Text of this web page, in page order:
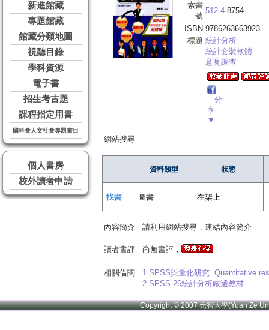
新進館藏
專題館藏
館藏分類地圖
視聽目錄
學科資源
電子書
招生考古題
課程指定用書
國科會人文社會專題書目
個人書房
校外讀者申請
索書
號
512.4 8754
ISBN 9786263663923
標題 統計分析
統計套裝軟體
意見調查
分
享
▼
網站搜尋
資料類型 狀態
找書 圖書 在架上
內容簡介 請利用網站搜尋，連結內容簡介
讀者書評 尚無書評，
相關借閱
1.SPSS與量化研究=Quantitative
2.SPSS 26統計分析嚴選教材
Copyright © 2007 元智大學(Yuan Ze